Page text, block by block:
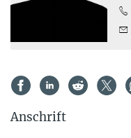
Anschrift